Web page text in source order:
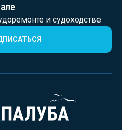
и судоходстве